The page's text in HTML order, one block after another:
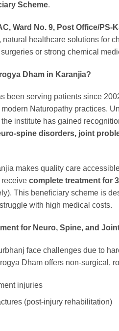
Scheme.
Ward No. 9, Post Office/
healthcare solutions for
or strong chemical
Dham in Karanjia?
been serving patients since
Naturopathy practices.
institute has gained
spine disorders, joint
makes quality care
receive complete treatment for
This beneficiary scheme is
with high medical costs.
for Neuro, Spine, and
face challenges due to
Dham offers non-surgical,
injuries
(post-injury rehabilitation)